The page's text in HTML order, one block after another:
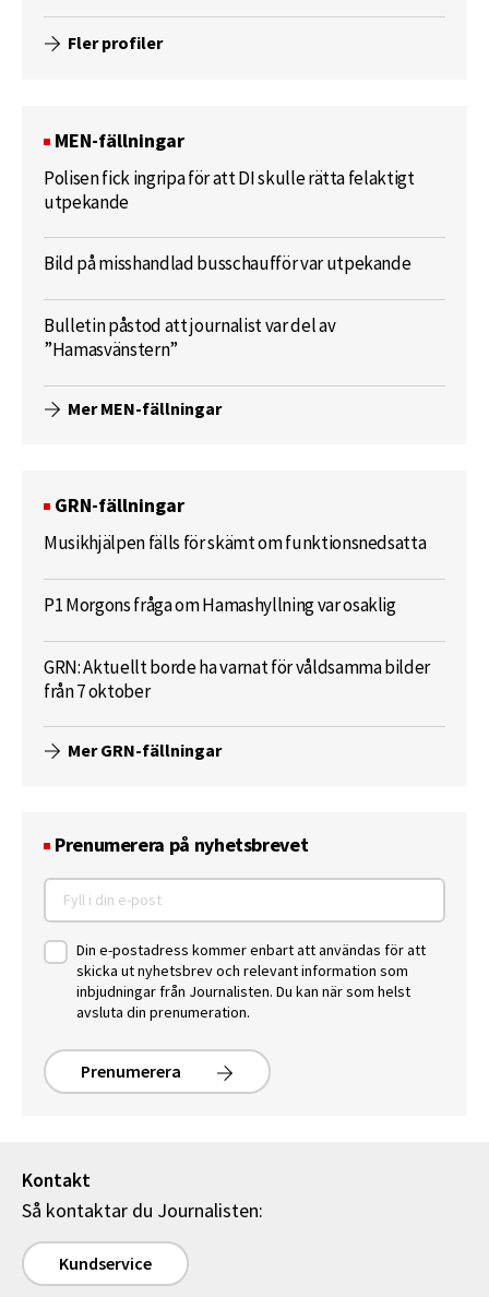
Fler profiler
MEN-fällningar
Polisen fick ingripa för att DI skulle rätta felaktigt
utpekande
Bild på misshandlad busschaufför var utpekande
Bulletin påstod att journalist var del av
”Hamasvänstern”
Mer MEN-fällningar
GRN-fällningar
Musikhjälpen fälls för skämt om funktionsnedsatta
P1 Morgons fråga om Hamashyllning var osaklig
GRN: Aktuellt borde ha varnat för våldsamma bilder
från 7 oktober
Mer GRN-fällningar
Prenumerera på nyhetsbrevet
Din e-postadress kommer enbart att användas för att
skicka ut nyhetsbrev och relevant information som
inbjudningar från Journalisten. Du kan när som helst
avsluta din prenumeration.
Prenumerera
Kontakt
Så kontaktar du Journalisten:
Kundservice